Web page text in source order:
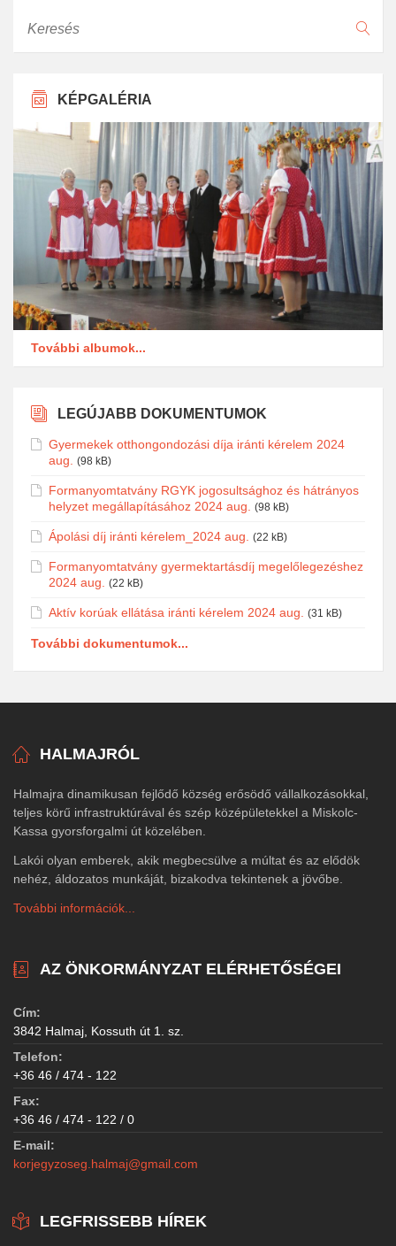
KÉPGALÉRIA
További albumok...
LEGÚJABB DOKUMENTUMOK
Gyermekek otthongondozási díja iránti kérelem 2024
aug.
(98 kB)
Formanyomtatvány RGYK jogosultsághoz és hátrányos
helyzet megállapításához 2024 aug.
(98 kB)
Ápolási díj iránti kérelem_2024 aug. (22 kB)
Formanyomtatvány gyermektartásdíj megelőlegezéshez
2024 aug.
(22 kB)
Aktív korúak ellátása iránti kérelem 2024 aug. (31 kB)
További dokumentumok...
HALMAJRÓL
Halmajra dinamikusan fejlődő község erősödő vállalkozásokkal,
teljes körű infrastruktúrával és szép középületekkel a Miskolc-
Kassa gyorsforgalmi út közelében.
Lakói olyan emberek, akik megbecsülve a múltat és az elődök
nehéz, áldozatos munkáját, bizakodva tekintenek a jövőbe.
További információk...
AZ ÖNKORMÁNYZAT ELÉRHETŐSÉGEI
Cím:
3842 Halmaj, Kossuth út 1. sz.
Telefon:
+36 46 / 474 - 122
Fax:
+36 46 / 474 - 122 / 0
E-mail:
korjegyzoseg.halmaj@gmail.com
LEGFRISSEBB HÍREK